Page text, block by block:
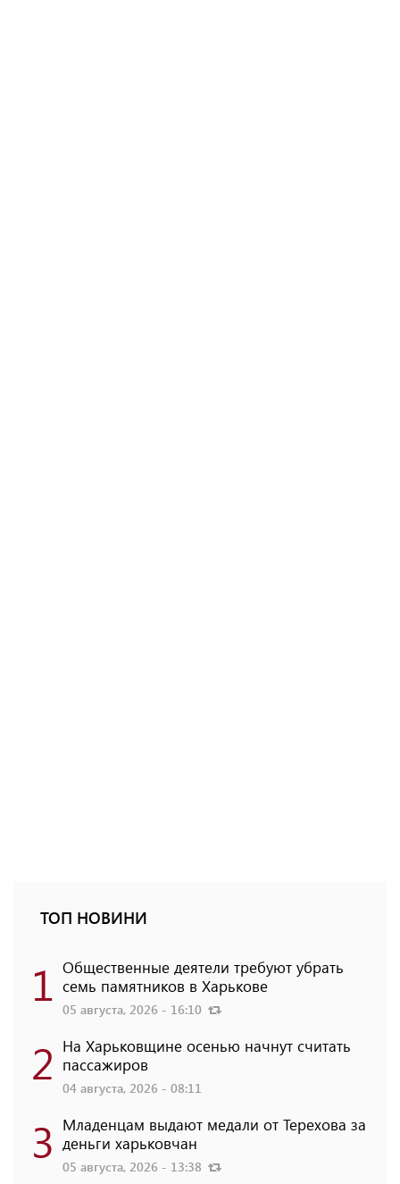
ТОП НОВИНИ
1 Общественные деятели требуют убрать
семь памятников в Харькове
05 августа, 2026 - 16:10
2 На Харьковщине осенью начнут считать
пассажиров
04 августа, 2026 - 08:11
3 Младенцам выдают медали от Терехова за
деньги харьковчан
05 августа, 2026 - 13:38